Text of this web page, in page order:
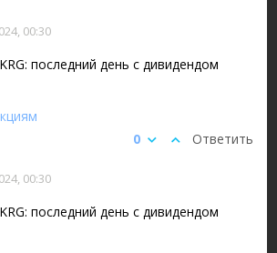
00:30
последний день с дивидендом
Ответить
0
00:30
последний день с дивидендом